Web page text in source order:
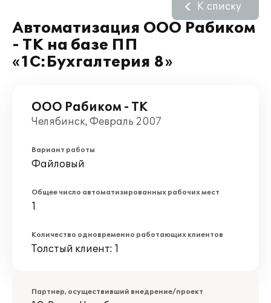
Автоматизация ООО Рабиком
- ТК на базе ПП
«1С:Бухгалтерия 8»
К списку
ООО Рабиком - ТК
Челябинск, Февраль 2007
Вариант работы
Файловый
Общее число автоматизированных рабочих мест
1
Количество одновременно работающих клиентов
Толстый клиент: 1
Партнер, осуществивший внедрение/проект